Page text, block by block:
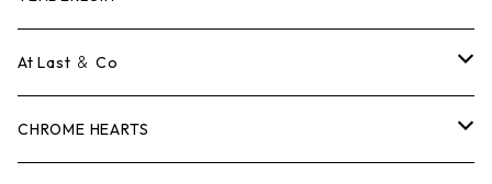
ロンTEE
スウェット/ニット
Tシャツ
ロンTEE
At Last ＆ Co
Tシャツ
CHROME HEARTS